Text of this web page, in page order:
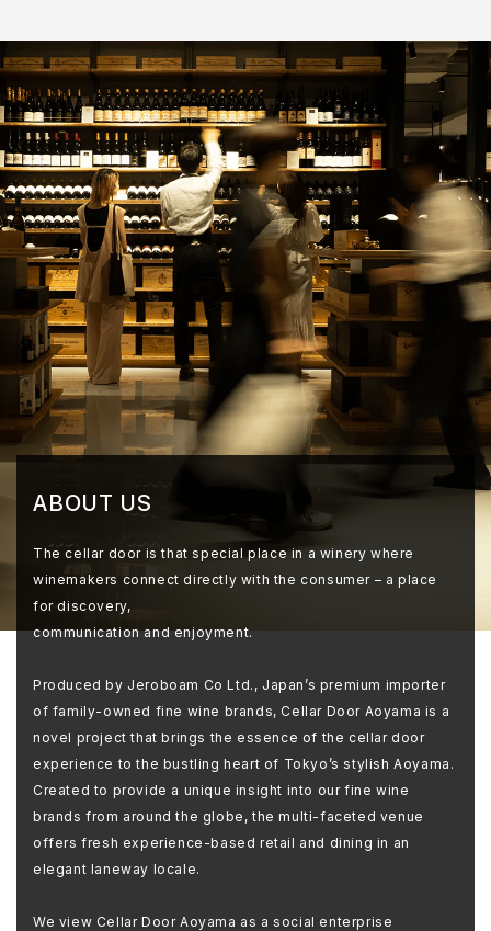
ABOUT US
The cellar door is that special place in a winery where
winemakers connect directly with the consumer – a place
for discovery,
communication and enjoyment.
Produced by Jeroboam Co Ltd., Japan’s premium importer
of family-owned fine wine brands, Cellar Door Aoyama is a
novel project that brings the essence of the cellar door
experience to the bustling heart of Tokyo’s stylish Aoyama.
Created to provide a unique insight into our fine wine
brands from around the globe, the multi-faceted venue
offers fresh experience-based retail and dining in an
elegant laneway locale.
We view Cellar Door Aoyama as a social enterprise